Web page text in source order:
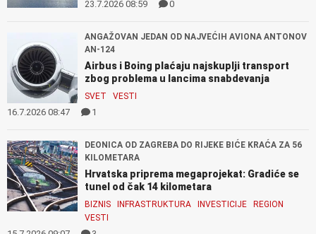
23.7.2026 08:59 0
ANGAŽOVAN JEDAN OD NAJVEĆIH AVIONA ANTONOV
AN-124
Airbus i Boing plaćaju najskuplji transport
zbog problema u lancima snabdevanja
SVET VESTI
16.7.2026 08:47 1
DEONICA OD ZAGREBA DO RIJEKE BIĆE KRAĆA ZA 56
KILOMETARA
Hrvatska priprema megaprojekat: Gradiće se
tunel od čak 14 kilometara
BIZNIS INFRASTRUKTURA INVESTICIJE
REGION
VESTI